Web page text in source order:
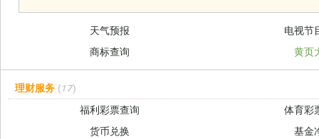
天气预报
电视节
商标查询
黄页
理财服务 (17)
福利彩票查询
体育彩
货币兑换
基金